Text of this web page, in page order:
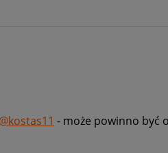
@kostas11 - może powinno być